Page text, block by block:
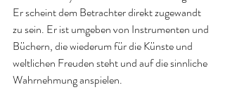
Er scheint dem Betrachter direkt zugewandt
zu sein. Er ist umgeben von Instrumenten und
Büchern, die wiederum für die Künste und
weltlichen Freuden steht und auf die sinnliche
Wahrnehmung anspielen.